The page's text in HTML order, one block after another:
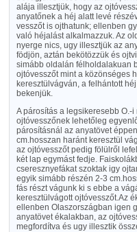
alája illesztjük, hogy az
anyatőnek a héj alatt levé
vesszőt is ojthatunk; ellenben
való héjalást alkalmazzuk. Az
nyerge nics, ugy illesztjük az
födjön, aztán bekötözzük és
simább oldalán félholdalakuan
ojtóvesszőt mint a közönséges
keresztülvágván, a felhántott
bekenjük.
A párosítás a legsikeresebb O.-
ojtóvesszőnek lehetőleg
párosításnál az anyatövet
cm.hosszan haránt keresztül
az ojtóvesszőt pedig fölülről
két lap egymást fedje.
cseresznyefákat szoktak igy
egyik simább részén 2-3
fás részt vágunk ki s ebbe a
keresztülvágott ojtóvesszőt.Az
ellenben Olaszországban igen
anyatövet ékalakban, az
megfordítva és ugy illesztik